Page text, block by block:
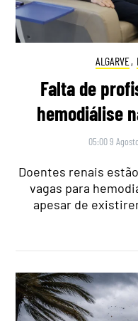
ALGARVE,
Falta de
hemodiálise
05:00 9
Doentes renais
vagas para
apesar de